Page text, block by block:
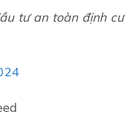
tư an toàn định